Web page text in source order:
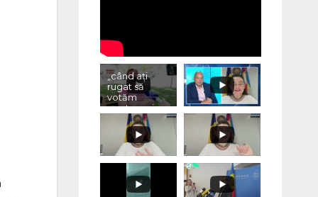
„când ați
rugat să
votăm
pentru voi,
ce ați
promis?"